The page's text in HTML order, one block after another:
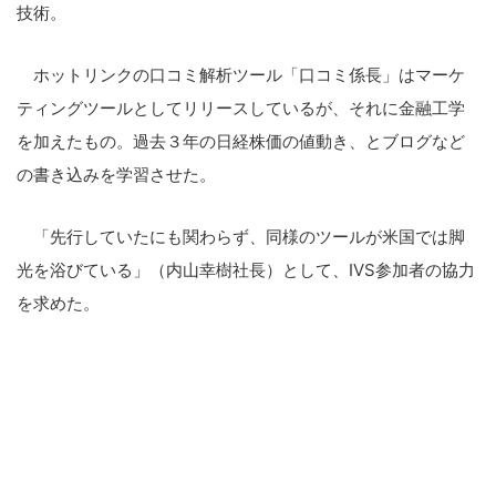
技術。
ホットリンクの口コミ解析ツール「口コミ係長」はマーケ
ティングツールとしてリリースしているが、それに金融工学
を加えたもの。過去３年の日経株価の値動き、とブログなど
の書き込みを学習させた。
「先行していたにも関わらず、同様のツールが米国では脚
光を浴びている」（内山幸樹社長）として、IVS参加者の協力
を求めた。